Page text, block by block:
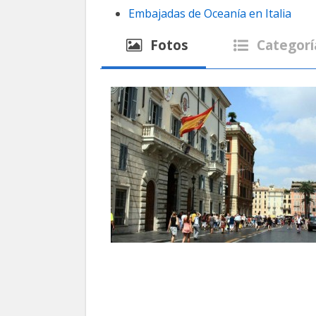
Embajadas de Oceanía en Italia
Fotos